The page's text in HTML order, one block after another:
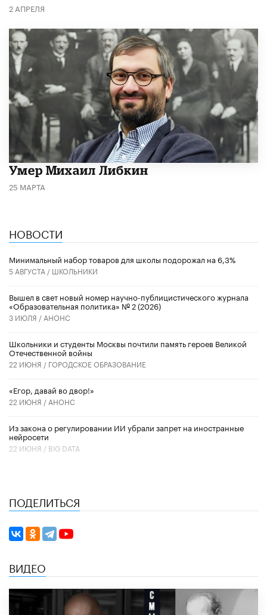
2 АПРЕЛЯ
​Умер Михаил Либкин
25 МАРТА
НОВОСТИ
Минимальный набор товаров для школы подорожал на 6,3%
5 АВГУСТА / ШКОЛЬНИКИ
Вышел в свет новый номер научно-публицистического журнала
«Образовательная политика» № 2 (2026)
3 ИЮЛЯ / АНОНС
Школьники и студенты Москвы почтили память героев Великой
Отечественной войны
22 ИЮНЯ / ГОРОДСКОЕ ОБРАЗОВАНИЕ
«Егор, давай во двор!»
22 ИЮНЯ / АНОНС
Из закона о регулировании ИИ убрали запрет на иностранные
нейросети
22 ИЮНЯ / BIG DATA
ПОДЕЛИТЬСЯ
ВИДЕО